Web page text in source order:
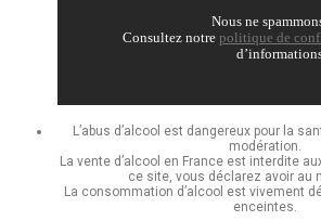
Nous ne
Consultez notre politique de
L’abus d’alcool est dangereux pour la
modération.
La vente d’alcool en France est interdite
ce site, vous déclarez avoir au
La consommation d’alcool est vivement
enceintes.